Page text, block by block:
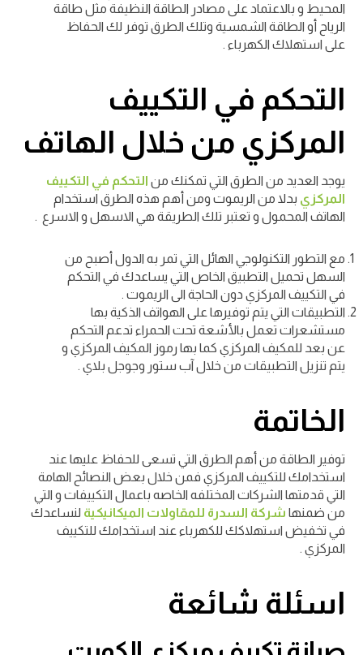
المحيط و بالاعتماد على مصادر الطاقة النظيفة مثل طاقة
الرياح أو الطاقة الشمسية وتلك الطرق توفر لك الحفاظ
على استهلاك الكهرباء .
التحكم في التكييف
المركزي من خلال الهاتف
يوجد العديد من الطرق التي تمكنك من التحكم في التكييف
المركزي بدلا من الريموت ومن أهم هذه الطرق استخدام
الهاتف المحمول و تعتبر تلك الطريقة هي الاسهل و الاسرع .
مع التطور التكنولوجي الهائل التي تمر به الدول أصبح من
السهل تحميل التطبيق الخاص التي يساعدك في التحكم
في التكييف المركزي دون الحاجة الى الريموت .
التطبيقات التي يتم توفيرها على الهواتف الذكية بها
مستشعرات تعمل بالأشعة تحت الحمراء تدعم التحكم
عن بعد للمكيف المركزي كما بها رموز المكيف المركزي و
يتم تنزيل التطبيقات من خلال آب ستور وجوجل بلاي .
الخاتمة
توفير الطاقة من أهم الطرق التي تسعى للحفاظ عليها عند
استخدامك للتكييف المركزي فمن خلال بعض النصائح الهامة
التي قدمتها الشركات المختلفه الخاصه باعمال التكييفات و التي
من ضمنها شركة السدرة للمقاولات الميكانيكية لنساعدك
في تخفيض استهلاكك للكهرباء عند استخدامك للتكييف
المركزي .
اسئلة شائعة